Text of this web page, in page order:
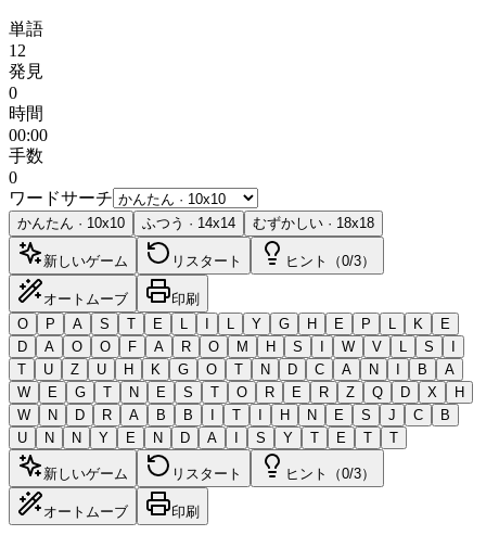
単語
12
発見
0
時間
00:00
手数
0
ワードサーチ
かんたん · 10x10 ふつう · 14x14 むずかしい · 18x18
新しいゲーム リスタート ヒント（0/3）
オートムーブ
印刷
O
P A S T E L I L Y G H E P L K
E
D
A O O F A R O M H S I W V L S
I
T
U Z U H K G O T N D C A N I B
A
W
E G T N E S T O R E R Z Q D X
H
W
N D R A B B I T I H N E S J C
B
U
N N Y E N D A I S Y T E T T
新しいゲーム リスタート ヒント（0/3）
オートムーブ 印刷